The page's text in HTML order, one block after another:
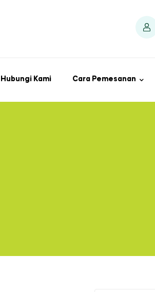
Hubungi Kami Cara Pemesanan